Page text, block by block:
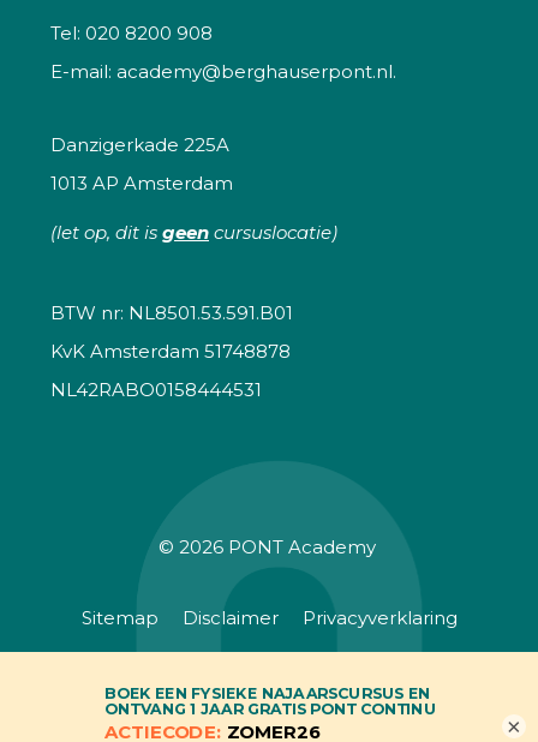
Tel: 020 8200 908
E-mail: academy@berghauserpont.nl.
Danzigerkade 225A
1013 AP Amsterdam
(let op, dit is geen cursuslocatie)
BTW nr: NL8501.53.591.B01
KvK Amsterdam 51748878
NL42RABO0158444531
© 2026 PONT Academy
Sitemap Disclaimer Privacyverklaring
×